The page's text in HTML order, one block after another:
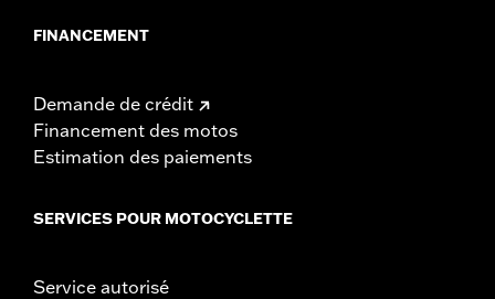
FINANCEMENT
Demande de crédit
Financement des motos
Estimation des paiements
SERVICES POUR MOTOCYCLETTE
Service autorisé